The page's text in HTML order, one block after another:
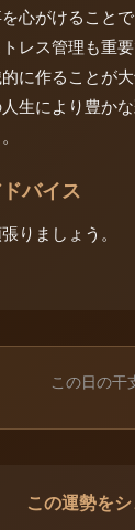
心がけること
レス管理も重
に作ることが
生により豊か
バイス
りましょう。
この日の干
この運勢を